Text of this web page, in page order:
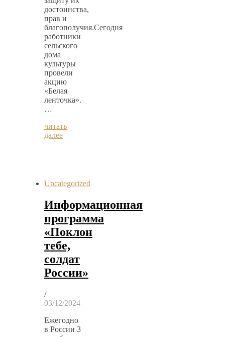
достоинства,
прав и
благополучия.Сегодня
работники
сельского
дома
культуры
провели
акцию
«Белая
ленточка».
…
читать
далее
Uncategorized
Информационная
программа
«Поклон
тебе,
солдат
России»
/
03/12/2024
Ежегодно
в России 3